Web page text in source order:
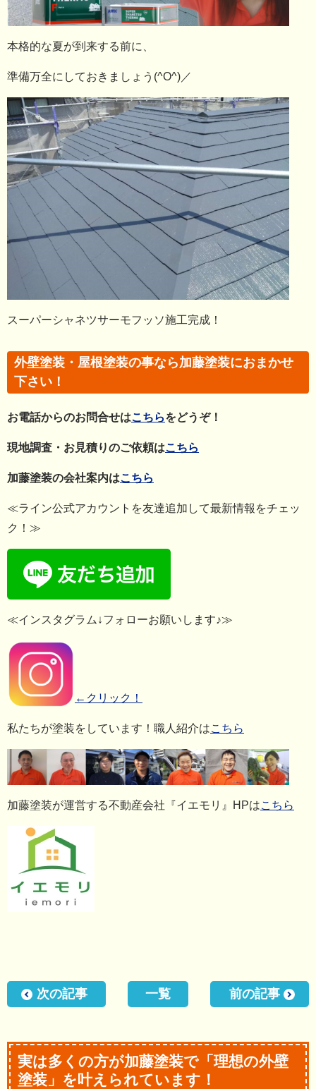
本格的な夏が到来する前に、
準備万全にしておきましょう(^O^)／
スーパーシャネツサーモフッソ施工完成！
外壁塗装・屋根塗装の事なら加藤塗装におまかせ
下さい！
お電話からのお問合せはこちらをどうぞ！
現地調査・お見積りのご依頼はこちら
加藤塗装の会社案内はこちら
≪ライン公式アカウントを友達追加して最新情報をチェッ
ク！≫
≪インスタグラム↓フォローお願いします♪≫
←クリック！
私たちが塗装をしています！職人紹介はこちら
加藤塗装が運営する不動産会社『イエモリ』HPはこちら
次の記事 一覧 前の記事
実は多くの方が加藤塗装で「理想の外壁
塗装」を叶えられています！